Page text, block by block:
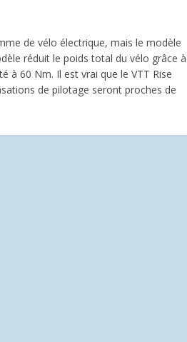
de vélo électrique, mais le modèle
réduit le poids total du vélo grâce à
à 60 Nm. Il est vrai que le VTT Rise
de pilotage seront proches de